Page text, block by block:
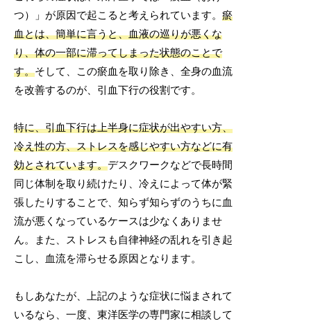
つ）」が原因で起こると考えられています。瘀
血とは、簡単に言うと、血液の巡りが悪くな
り、体の一部に滞ってしまった状態のことで
す。そして、この瘀血を取り除き、全身の血流
を改善するのが、引血下行の役割です。
特に、引血下行は上半身に症状が出やすい方、
冷え性の方、ストレスを感じやすい方などに有
効とされています。デスクワークなどで長時間
同じ体制を取り続けたり、冷えによって体が緊
張したりすることで、知らず知らずのうちに血
流が悪くなっているケースは少なくありませ
ん。また、ストレスも自律神経の乱れを引き起
こし、血流を滞らせる原因となります。
もしあなたが、上記のような症状に悩まされて
いるなら、一度、東洋医学の専門家に相談して